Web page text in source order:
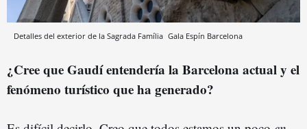
Detalles del exterior de la Sagrada Família Gala Espín Barcelona
¿Cree que Gaudí entendería la Barcelona actual y el
fenómeno turístico que ha generado?